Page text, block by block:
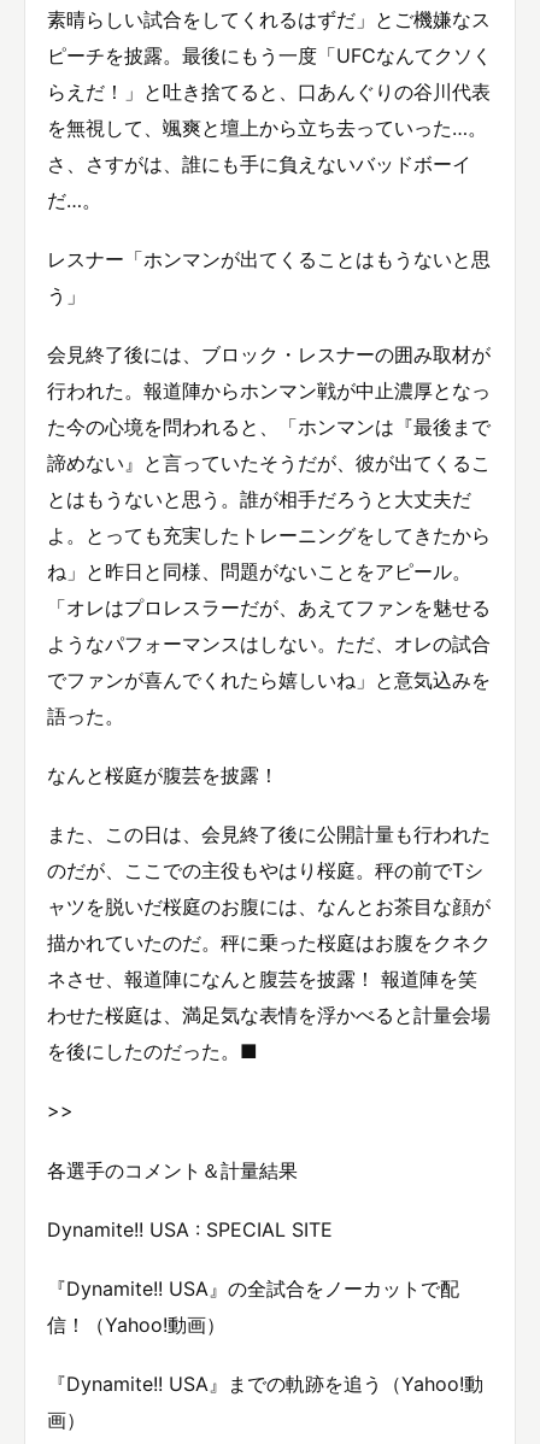
素晴らしい試合をしてくれるはずだ」とご機嫌なス
ピーチを披露。最後にもう一度「UFCなんてクソく
らえだ！」と吐き捨てると、口あんぐりの谷川代表
を無視して、颯爽と壇上から立ち去っていった…。
さ、さすがは、誰にも手に負えないバッドボーイ
だ…。
レスナー「ホンマンが出てくることはもうないと思
う」
会見終了後には、ブロック・レスナーの囲み取材が
行われた。報道陣からホンマン戦が中止濃厚となっ
た今の心境を問われると、「ホンマンは『最後まで
諦めない』と言っていたそうだが、彼が出てくるこ
とはもうないと思う。誰が相手だろうと大丈夫だ
よ。とっても充実したトレーニングをしてきたから
ね」と昨日と同様、問題がないことをアピール。
「オレはプロレスラーだが、あえてファンを魅せる
ようなパフォーマンスはしない。ただ、オレの試合
でファンが喜んでくれたら嬉しいね」と意気込みを
語った。
なんと桜庭が腹芸を披露！
また、この日は、会見終了後に公開計量も行われた
のだが、ここでの主役もやはり桜庭。秤の前でTシ
ャツを脱いだ桜庭のお腹には、なんとお茶目な顔が
描かれていたのだ。秤に乗った桜庭はお腹をクネク
ネさせ、報道陣になんと腹芸を披露！ 報道陣を笑
わせた桜庭は、満足気な表情を浮かべると計量会場
を後にしたのだった。■
>>
各選手のコメント＆計量結果
Dynamite!! USA : SPECIAL SITE
『Dynamite!! USA』の全試合をノーカットで配
信！（Yahoo!動画）
『Dynamite!! USA』までの軌跡を追う（Yahoo!動
画）